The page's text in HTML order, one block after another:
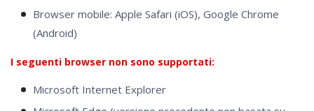
Browser mobile: Apple Safari (iOS), Google Chrome
(Android)
I seguenti browser non sono supportati:
Microsoft Internet Explorer